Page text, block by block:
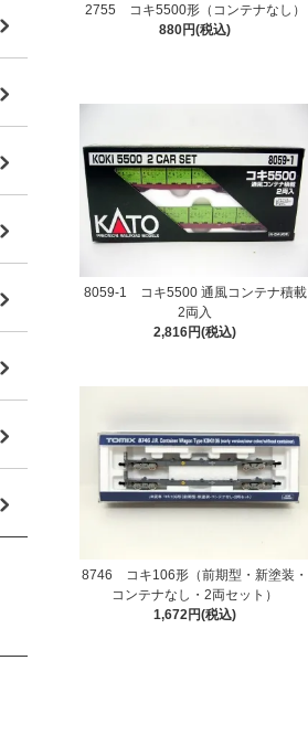
2755 コキ5500形（コンテナなし）
880円(税込)
8059-1 コキ5500 通風コンテナ積載
2両入
2,816円(税込)
8746 コキ106形（前期型・新塗装・
コンテナなし・2両セット）
1,672円(税込)